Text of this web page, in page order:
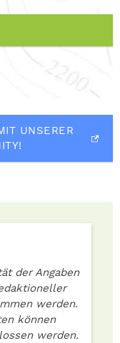
UNSERER
der Angaben
werden.
können
werden.